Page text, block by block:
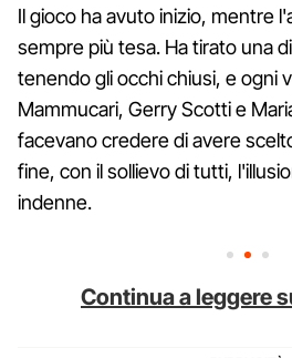
Il gioco ha avuto inizio, mentre
sempre più tesa. Ha tirato una
tenendo gli occhi chiusi, e ogni
Mammucari, Gerry Scotti e
facevano credere di avere
fine, con il sollievo di tutti,
indenne.
Continua a leggere